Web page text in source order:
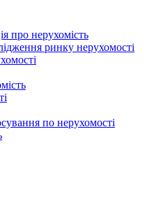
про нерухомість
ринку нерухомості
по нерухомості